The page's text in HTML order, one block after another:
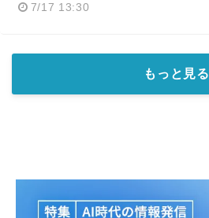
7/17 13:30
もっと見る